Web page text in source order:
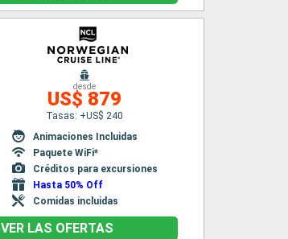
desde
US$ 879
Tasas: +US$ 240
Animaciones Incluidas
Paquete WiFi*
Créditos para excursiones
Hasta 50% Off
Comidas incluidas
VER LAS OFERTAS